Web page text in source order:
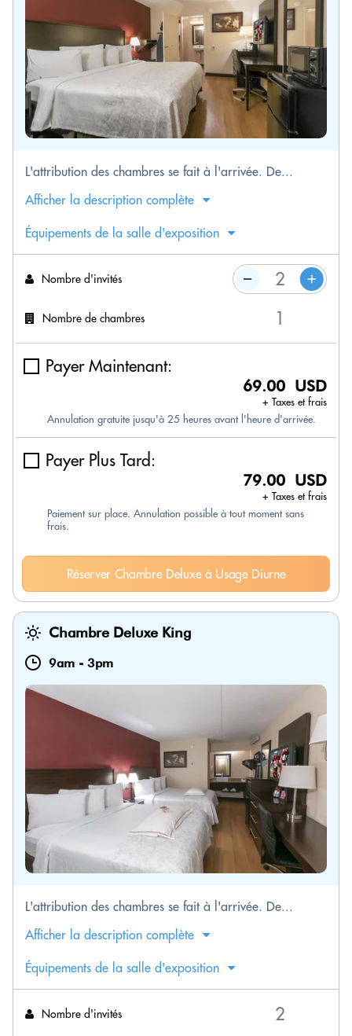
L'attribution des chambres se fait à l'arrivée. De...
Afficher la description complète
Équipements de la salle d'exposition
Nombre d'invités
Nombre de chambres
Payer Maintenant:
69.00 USD
+ Taxes et frais
Annulation gratuite jusqu'à 25 heures avant l'heure d'arrivée.
Payer Plus Tard:
79.00 USD
+ Taxes et frais
Paiement sur place. Annulation possible à tout moment sans
frais.
Réserver Chambre Deluxe à Usage Diurne
Chambre Deluxe King
9am - 3pm
L'attribution des chambres se fait à l'arrivée. De...
Afficher la description complète
Équipements de la salle d'exposition
Nombre d'invités